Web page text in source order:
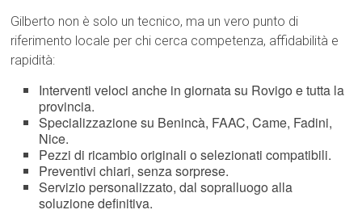
Gilberto non è solo un tecnico, ma un vero punto di
riferimento locale per chi cerca competenza, affidabilità e
rapidità:
Interventi veloci anche in giornata su Rovigo e tutta la
provincia.
Specializzazione su Benincà, FAAC, Came, Fadini,
Nice.
Pezzi di ricambio originali o selezionati compatibili.
Preventivi chiari, senza sorprese.
Servizio personalizzato, dal sopralluogo alla
soluzione definitiva.